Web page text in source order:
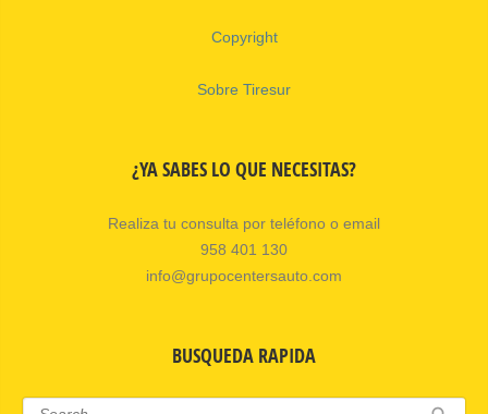
Copyright
Sobre Tiresur
¿YA SABES LO QUE NECESITAS?
Realiza tu consulta por teléfono o email
958 401 130
info@grupocentersauto.com
BUSQUEDA RAPIDA